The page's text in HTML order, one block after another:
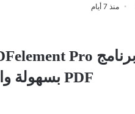
منذ 7 أيام
PDF بسهولة واحترافية على نظام ويندوز